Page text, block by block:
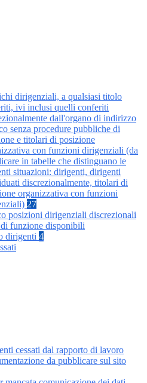
dirigenziali, a qualsiasi titolo
ivi inclusi quelli conferiti
dall'organo di indirizzo
senza procedure pubbliche di
e titolari di posizione
con funzioni dirigenziali (da
in tabelle che distinguano le
situazioni: dirigenti, dirigenti
discrezionalmente, titolari di
organizzativa con funzioni
27
posizioni dirigenziali discrezionali
funzione disponibili
dirigenti 4
cessati dal rapporto di lavoro
da pubblicare sul sito